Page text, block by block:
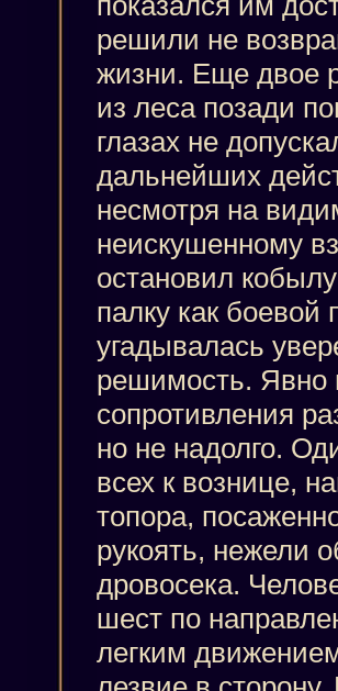
решили не
жизни. Еще двое
из леса позади
глазах не
дальнейших
несмотря на
неискушенному
остановил
палку как боевой
угадывалась
решимость. Явно
сопротивления
но не надолго.
всех к вознице,
топора,
рукоять, нежели
дровосека.
шест по
легким